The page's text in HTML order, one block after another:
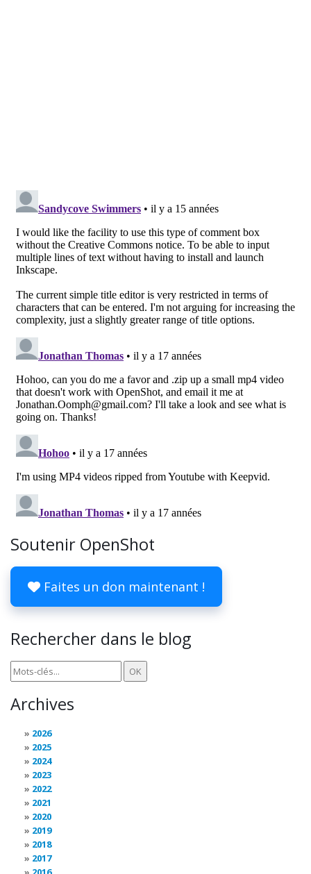
Soutenir OpenShot
Faites un don maintenant !
Rechercher dans le blog
Archives
2026
2025
2024
2023
2022
2021
2020
2019
2018
2017